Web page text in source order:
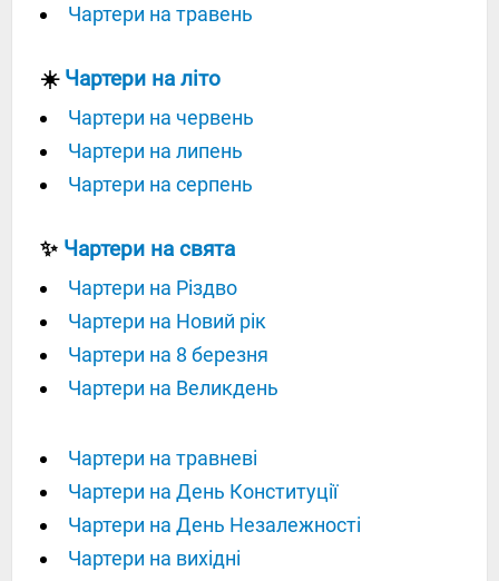
Чартери на травень
☀️ Чартери на літо
Чартери на червень
Чартери на липень
Чартери на серпень
✨ Чартери на свята
Чартери на Різдво
Чартери на Новий рік
Чартери на 8 березня
Чартери на Великдень
Чартери на травневі
Чартери на День Конституції
Чартери на День Незалежності
Чартери на вихідні